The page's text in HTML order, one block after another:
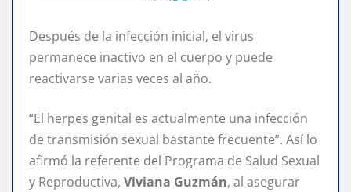
Después de la infección inicial, el virus
permanece inactivo en el cuerpo y puede
reactivarse varias veces al año.
“El herpes genital es actualmente una infección
de transmisión sexual bastante frecuente”. Así lo
afirmó la referente del Programa de Salud Sexual
y Reproductiva, Viviana Guzmán, al asegurar